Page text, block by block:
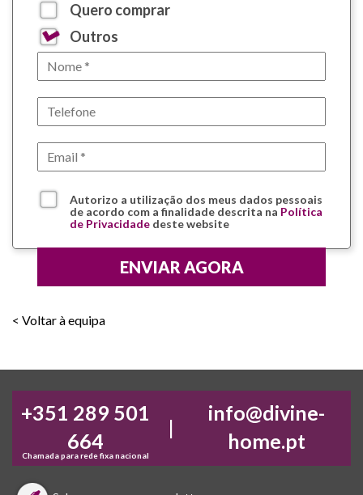
Quero comprar
Outros
Autorizo a utilização dos meus dados pessoais
de acordo com a finalidade descrita na Política
de Privacidade deste website
< Voltar à equipa
+351 289 501
664
Chamada para rede fixa nacional
|
info@divine-
home.pt